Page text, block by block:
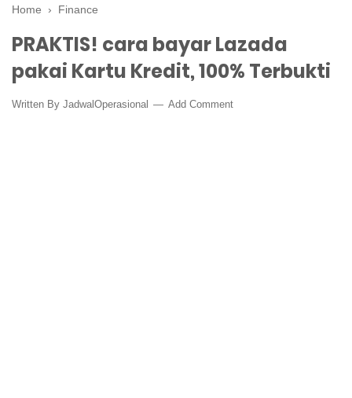
Home › Finance
PRAKTIS! cara bayar Lazada
pakai Kartu Kredit, 100% Terbukti
Written By JadwalOperasional Add Comment